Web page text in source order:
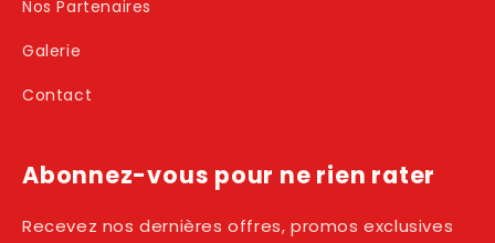
Nos Partenaires
Galerie
Contact
Abonnez-vous pour ne rien rater
Recevez nos dernières offres, promos exclusives